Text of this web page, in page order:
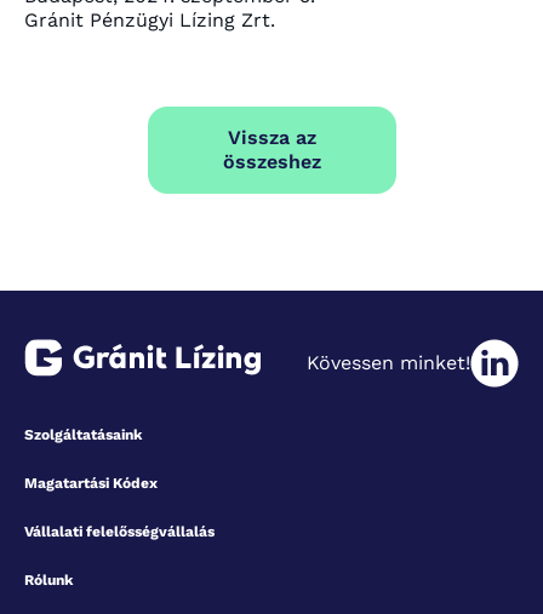
Gránit Pénzügyi Lízing Zrt.
Vissza az
összeshez
Kövessen minket!
Szolgáltatásaink
Magatartási Kódex
Vállalati felelősségvállalás
Rólunk